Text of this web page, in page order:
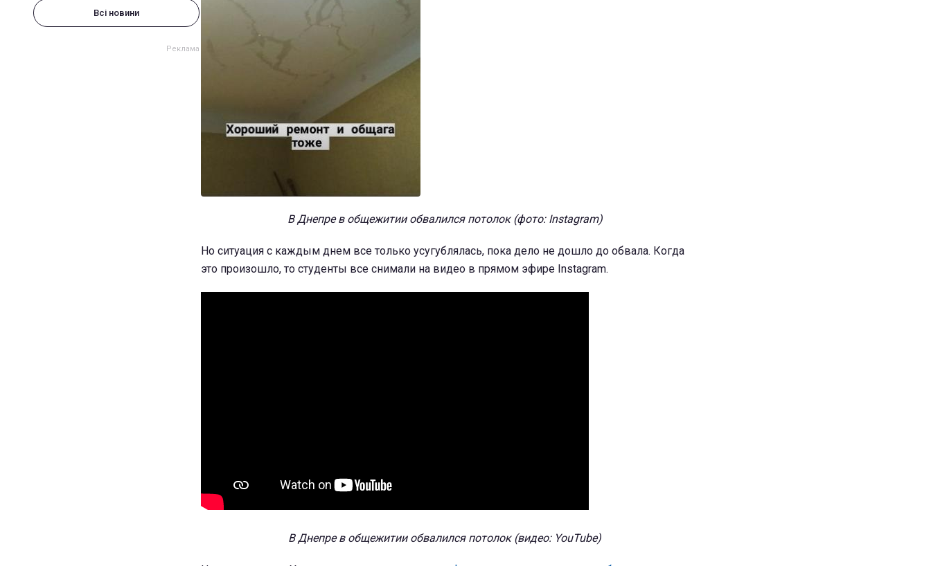
Всі новини
В Днепре в общежитии обвалился потолок (фото: Instagram)
Но ситуация с каждым днем все только усугублялась, пока дело не дошло до обвала. Когда
это произошло, то студенты все снимали на видео в прямом эфире Instagram.
В Днепре в общежитии обвалился потолок (видео: YouTube)